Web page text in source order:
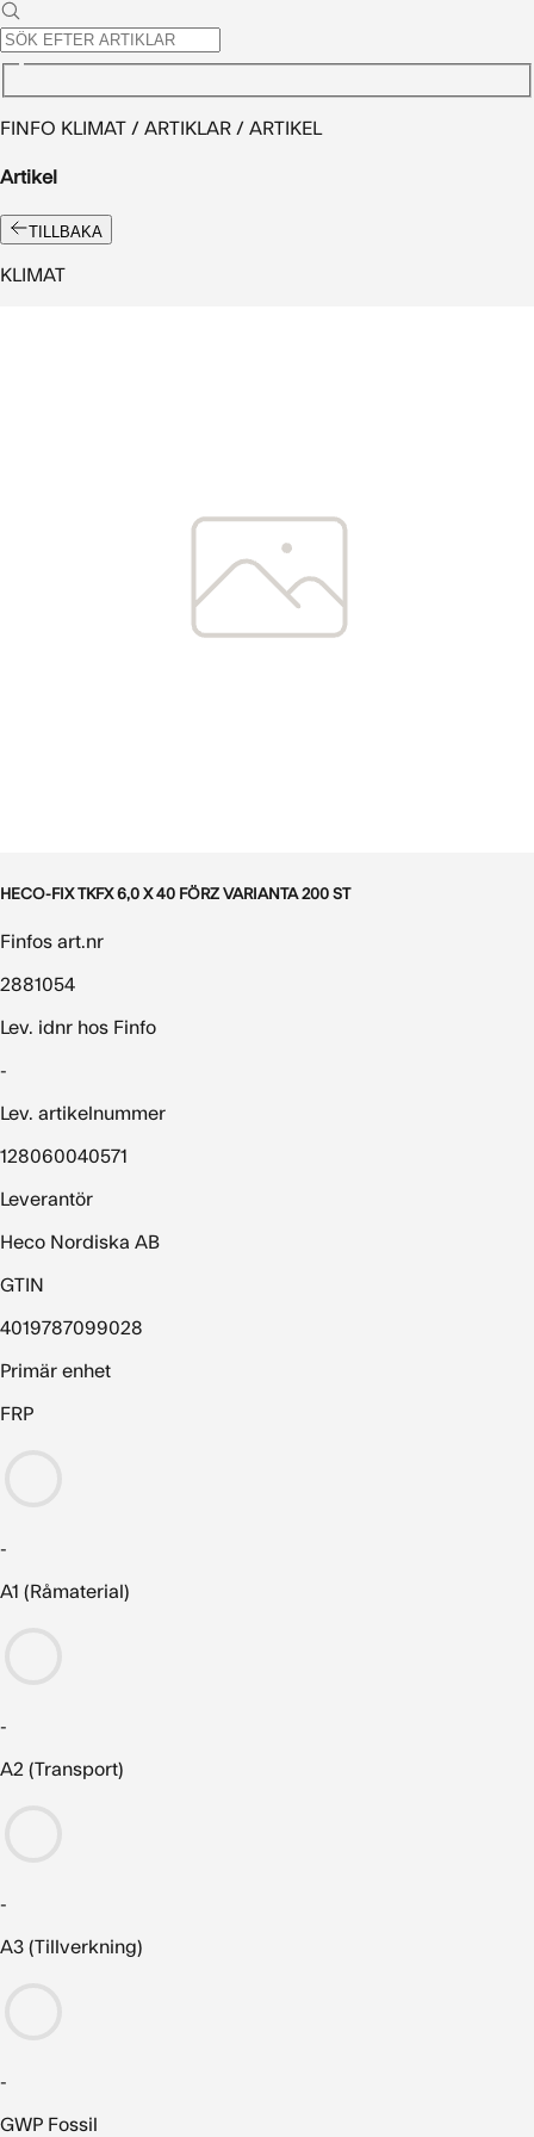
FINFO KLIMAT / ARTIKLAR / ARTIKEL
Artikel
TILLBAKA
KLIMAT
HECO-FIX TKFX 6,0 X 40 FÖRZ VARIANTA 200 ST
Finfos art.nr
2881054
Lev. idnr hos Finfo
-
Lev. artikelnummer
128060040571
Leverantör
Heco Nordiska AB
GTIN
4019787099028
Primär enhet
FRP
-
A1 (Råmaterial)
-
A2 (Transport)
-
A3 (Tillverkning)
-
GWP Fossil